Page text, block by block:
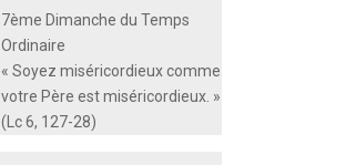
7ème Dimanche du Temps
Ordinaire
« Soyez miséricordieux comme
votre Père est miséricordieux. »
(Lc 6, 127-28)